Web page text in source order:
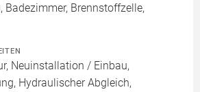
Badezimmer, Brennstoffzelle,
Neuinstallation / Einbau,
Hydraulischer Abgleich,